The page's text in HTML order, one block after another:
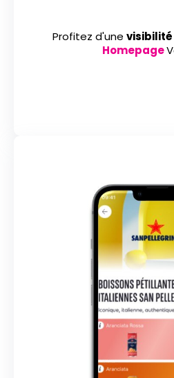
Profitez d'une
Homepage